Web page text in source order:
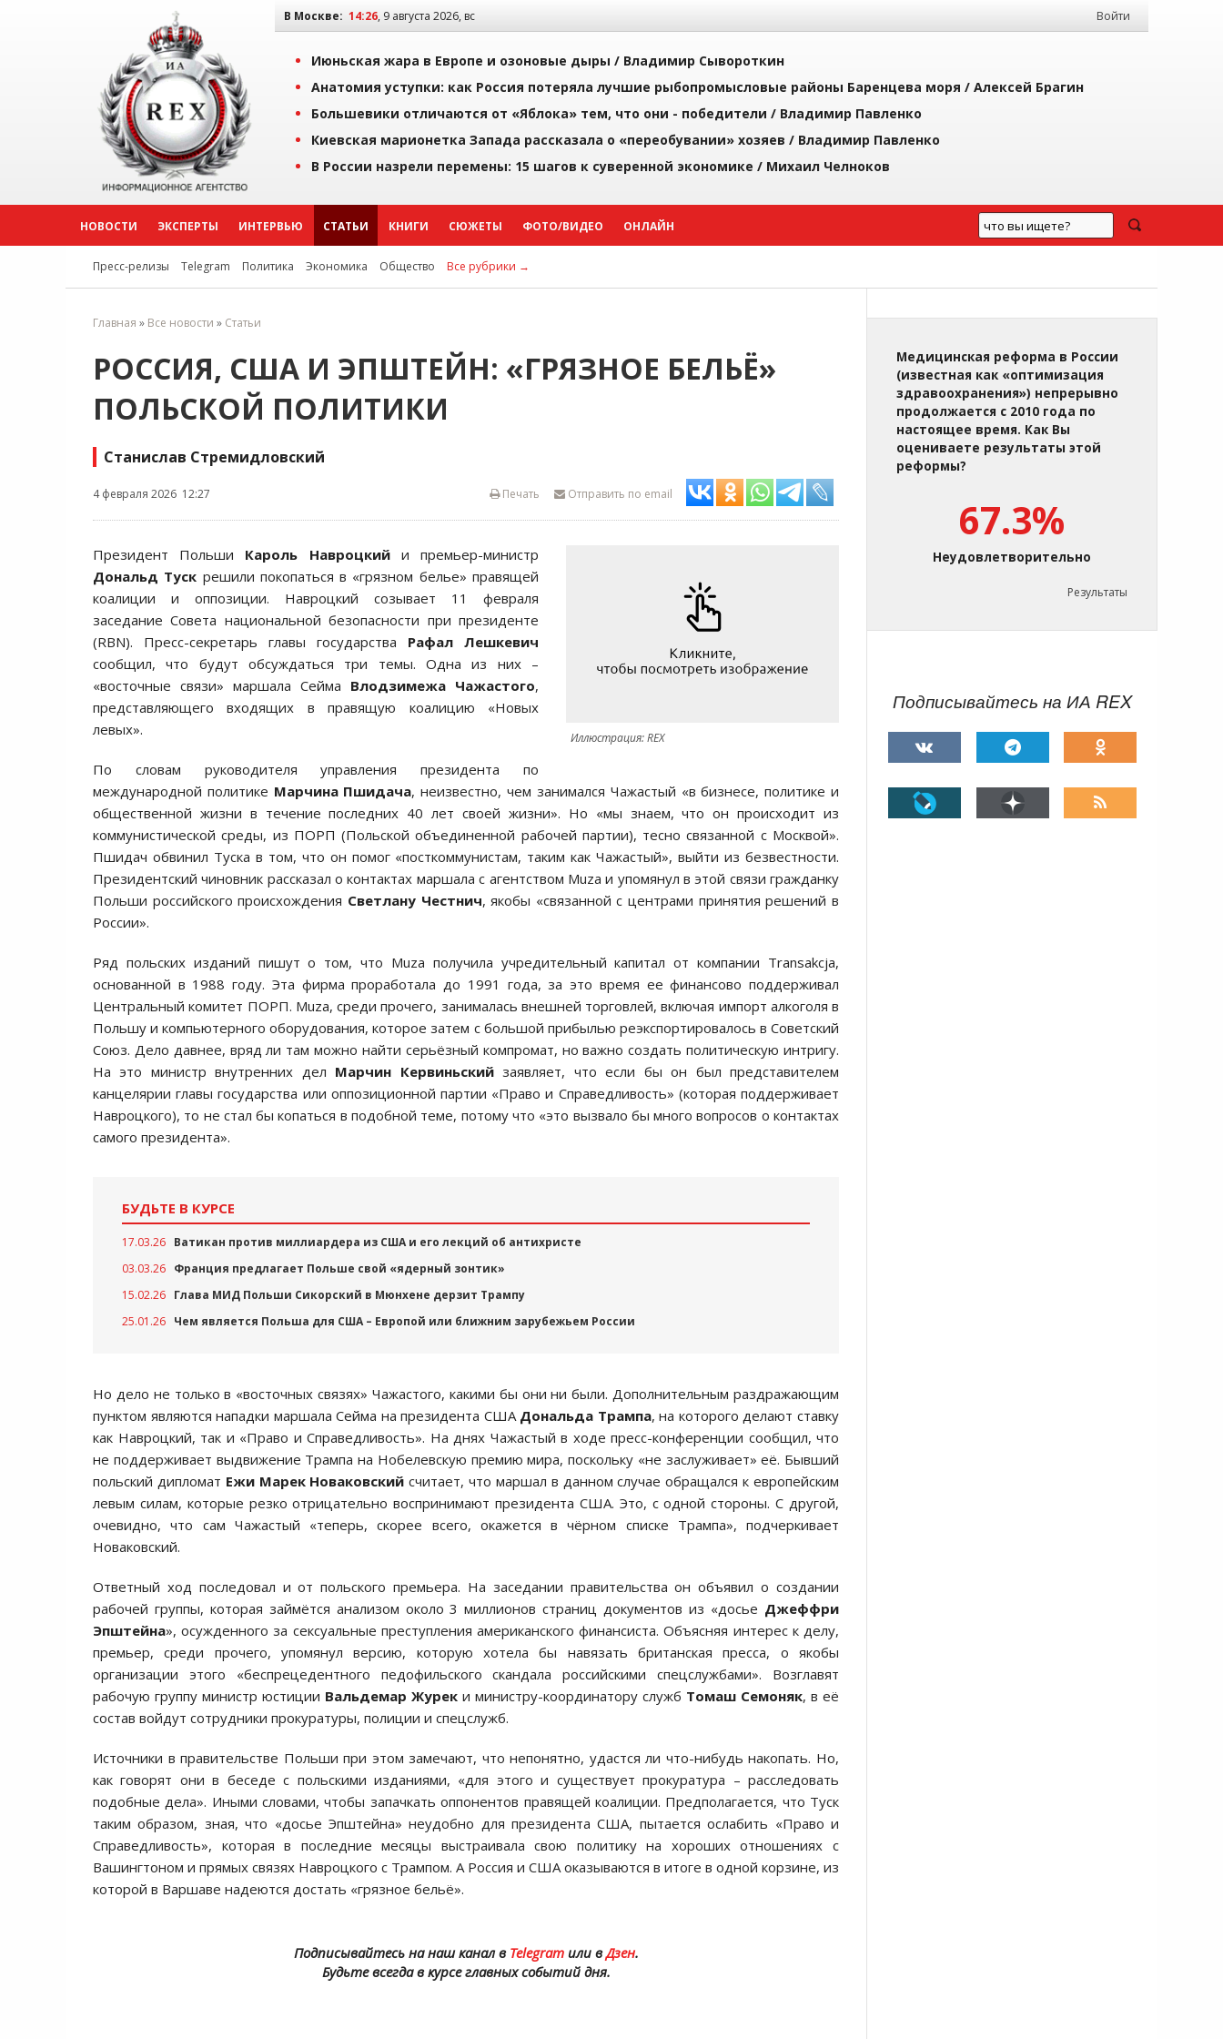
В Москве: 14:26, 9 августа 2026, вс Войти
Июньская жара в Европе и озоновые дыры / Владимир Сывороткин
Анатомия уступки: как Россия потеряла лучшие рыбопромысловые районы Баренцева моря / Алексей Брагин
Большевики отличаются от «Яблока» тем, что они - победители / Владимир Павленко
Киевская марионетка Запада рассказала о «переобувании» хозяев / Владимир Павленко
В России назрели перемены: 15 шагов к суверенной экономике / Михаил Челноков
НОВОСТИ ЭКСПЕРТЫ ИНТЕРВЬЮ СТАТЬИ КНИГИ СЮЖЕТЫ ФОТО/ВИДЕО ОНЛАЙН
Пресс-релизы Telegram Политика Экономика Общество Все рубрики →
Главная » Все новости » Статьи
РОССИЯ, США И ЭПШТЕЙН: «ГРЯЗНОЕ БЕЛЬЁ»
ПОЛЬСКОЙ ПОЛИТИКИ
Станислав Стремидловский
4 февраля 2026 12:27 Отправить по email
Печать
Иллюстрация: REX
Президент Польши Кароль Навроцкийи премьер-министр
Дональд Туск решили покопаться в «грязном белье» правящей
коалиции и оппозиции. Навроцкий созывает 11 февраля
заседание Совета национальной безопасности при президенте
(RBN). Пресс-секретарь главы государства Рафал Лешкевич
сообщил, что будут обсуждаться три темы. Одна из них –
«восточные связи» маршала Сейма Влодзимежа Чажастого,
представляющего входящих в правящую коалицию «Новых
левых».
По словам руководителя управления президента по
международной политике Марчина Пшидача, неизвестно, чем занимался Чажастый «в бизнесе, политике и
общественной жизни в течение последних 40 лет своей жизни». Но «мы знаем, что он происходит из
коммунистической среды, из ПОРП (Польской объединенной рабочей партии), тесно связанной с Москвой».
Пшидач обвинил Туска в том, что он помог «посткоммунистам, таким как Чажастый», выйти из безвестности.
Президентский чиновник рассказал о контактах маршала с агентством Muza и упомянул в этой связи гражданку
Польши российского происхождения Светлану Честнич, якобы «связанной с центрами принятия решений в
России».
Ряд польских изданий пишут о том, что Muza получила учредительный капитал от компании Transakcja,
основанной в 1988 году. Эта фирма проработала до 1991 года, за это время ее финансово поддерживал
Центральный комитет ПОРП. Muza, среди прочего, занималась внешней торговлей, включая импорт алкоголя в
Польшу и компьютерного оборудования, которое затем с большой прибылью реэкспортировалось в Советский
Союз. Дело давнее, вряд ли там можно найти серьёзный компромат, но важно создать политическую интригу.
На это министр внутренних дел Марчин Кервиньскийзаявляет, что если бы он был представителем
канцелярии главы государства или оппозиционной партии «Право и Справедливость» (которая поддерживает
Навроцкого), то не стал бы копаться в подобной теме, потому что «это вызвало бы много вопросов о контактах
самого президента».
БУДЬТЕ В КУРСЕ
17.03.26 Ватикан против миллиардера из США и его лекций об антихристе
03.03.26 Франция предлагает Польше свой «ядерный зонтик»
15.02.26 Глава МИД Польши Сикорский в Мюнхене дерзит Трампу
25.01.26 Чем является Польша для США – Европой или ближним зарубежьем России
Но дело не только в «восточных связях» Чажастого, какими бы они ни были. Дополнительным раздражающим
пунктом являются нападки маршала Сейма на президента США Дональда Трампа, на которого делают ставку
как Навроцкий, так и «Право и Справедливость». На днях Чажастый в ходе пресс-конференции сообщил, что
не поддерживает выдвижение Трампа на Нобелевскую премию мира, поскольку «не заслуживает» её. Бывший
польский дипломат Ежи Марек Новаковский считает, что маршал в данном случае обращался к европейским
левым силам, которые резко отрицательно воспринимают президента США. Это, с одной стороны. С другой,
очевидно, что сам Чажастый «теперь, скорее всего, окажется в чёрном списке Трампа», подчеркивает
Новаковский.
Ответный ход последовал и от польского премьера. На заседании правительства он объявил о создании
рабочей группы, которая займётся анализом около 3 миллионов страниц документов из «досье Джеффри
Эпштейна», осужденного за сексуальные преступления американского финансиста. Объясняя интерес к делу,
премьер, среди прочего, упомянул версию, которую хотела бы навязать британская пресса, о якобы
организации этого «беспрецедентного педофильского скандала российскими спецслужбами». Возглавят
рабочую группу министр юстиции Вальдемар Журек и министру-координатору служб Томаш Семоняк, в её
состав войдут сотрудники прокуратуры, полиции и спецслужб.
Источники в правительстве Польши при этом замечают, что непонятно, удастся ли что-нибудь накопать. Но,
как говорят они в беседе с польскими изданиями, «для этого и существует прокуратура – расследовать
подобные дела». Иными словами, чтобы запачкать оппонентов правящей коалиции. Предполагается, что Туск
таким образом, зная, что «досье Эпштейна» неудобно для президента США, пытается ослабить «Право и
Справедливость», которая в последние месяцы выстраивала свою политику на хороших отношениях с
Вашингтоном и прямых связях Навроцкого с Трампом. А Россия и США оказываются в итоге в одной корзине, из
которой в Варшаве надеются достать «грязное бельё».
Подписывайтесь на наш канал в Telegramили вДзен.
Будьте всегда в курсе главных событий дня.
Медицинская реформа в России
(известная как «оптимизация
здравоохранения») непрерывно
продолжается с 2010 года по
настоящее время. Как Вы
оцениваете результаты этой
реформы?
67.3%
Неудовлетворительно
Результаты
Подписывайтесь на ИА REX